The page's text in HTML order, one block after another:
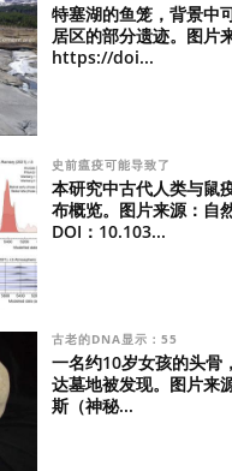
特塞湖的鱼笼，背景中
居区的部分遗迹。图片
https://doi...
史前瘟疫可能导致了
本研究中古代人类与鼠
布概览。图片来源：自
DOI：10.103...
古老的DNA显示：55
一名约10岁女孩的头骨
达墓地被发现。图片来
斯（神秘...